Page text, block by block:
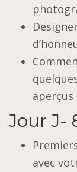
aperçus
Jour J-
avec